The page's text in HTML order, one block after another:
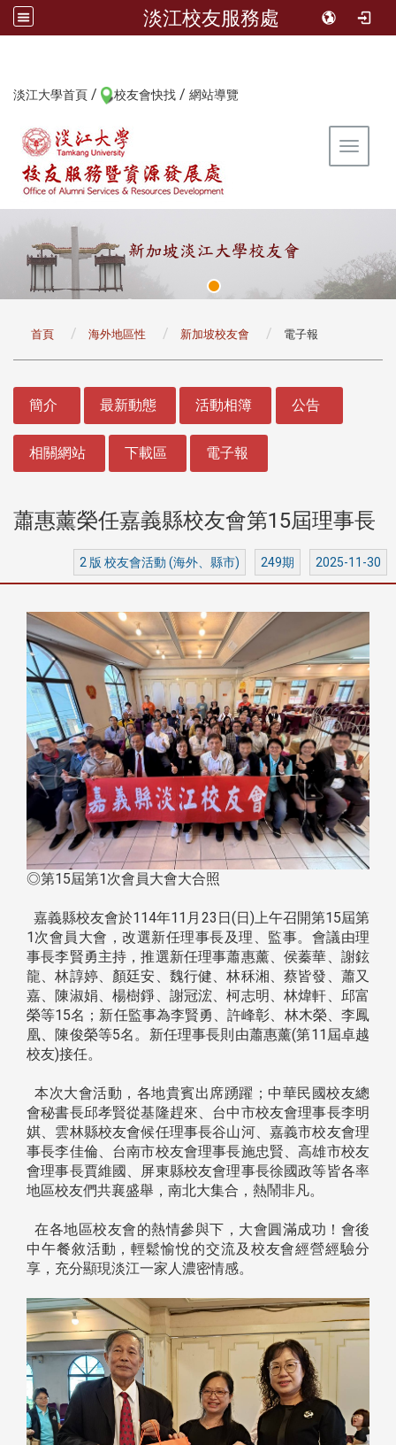
淡江校友服務處
淡江大學首頁 / 校友會快找 / 網站導覽
Toggle
首頁 海外地區性 新加坡校友會 電子報
簡介 最新動態 活動相簿 公告
相關網站 下載區 電子報
蕭惠薰榮任嘉義縣校友會第15屆理事長
2 版 校友會活動 (海外、縣市) 249期 2025-11-30
◎第15屆第1次會員大會大合照
嘉義縣校友會於114年11月23日(日)上午召開第15屆第
1次會員大會，改選新任理事長及理、監事。會議由理
事長李賢勇主持，推選新任理事蕭惠薰、侯蓁華、謝鉉
龍、林諄婷、顏廷安、魏行健、林秝湘、蔡皆發、蕭又
嘉、陳淑娟、楊樹錚、謝冠浤、柯志明、林煒軒、邱富
榮等15名；新任監事為李賢勇、許峰彰、林木榮、李鳳
凰、陳俊榮等5名。新任理事長則由蕭惠薰(第11屆卓越
校友)接任。
本次大會活動，各地貴賓出席踴躍；中華民國校友總
會秘書長邱孝賢從基隆趕來、台中市校友會理事長李明
娸、雲林縣校友會候任理事長谷山河、嘉義市校友會理
事長李佳倫、台南市校友會理事長施忠賢、高雄市校友
會理事長賈維國、屏東縣校友會理事長徐國政等皆各率
地區校友們共襄盛舉，南北大集合，熱鬧非凡。
在各地區校友會的熱情參與下，大會圓滿成功！會後
中午餐敘活動，輕鬆愉悅的交流及校友會經營經驗分
享，充分顯現淡江一家人濃密情感。